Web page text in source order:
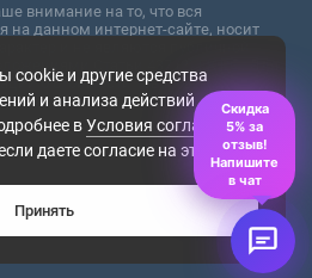
и другие средства
и анализа действий
вУсловия соглашения.
даете согласие на это.
Принять
внимание на то, что вся
данном интернет-сайте, носит
и не являются публичной
Статьи 437 (2) ГК РФ. Для
о стоимости товаров,
в ближайший офис продаж.
Скидка
5% за
отзыв!
Напишите
в чат